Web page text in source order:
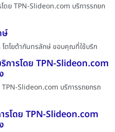
ดย TPN-Slideon.com บริการรถยก
ษ์
ตโยต้ากันทรลักษ์ ขอบคุณที่ใช้บริก
การโดย TPN-Slideon.com
TPN-Slideon.com บริการรถยกรถ
รโดย TPN-Slideon.com